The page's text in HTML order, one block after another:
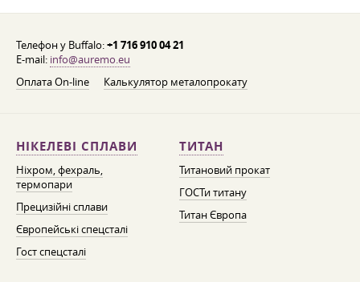
Телефон у Buffalo:+1 716 910 04 21
E-mail: info@auremo.eu
Оплата On-line
Калькулятор металопрокату
НІКЕЛЕВІ СПЛАВИ
Ніхром, фехраль,
термопари
Прецизійні сплави
Європейські спецсталі
Гост спецсталі
ТИТАН
Титановий прокат
ГОСТи титану
Титан Європа